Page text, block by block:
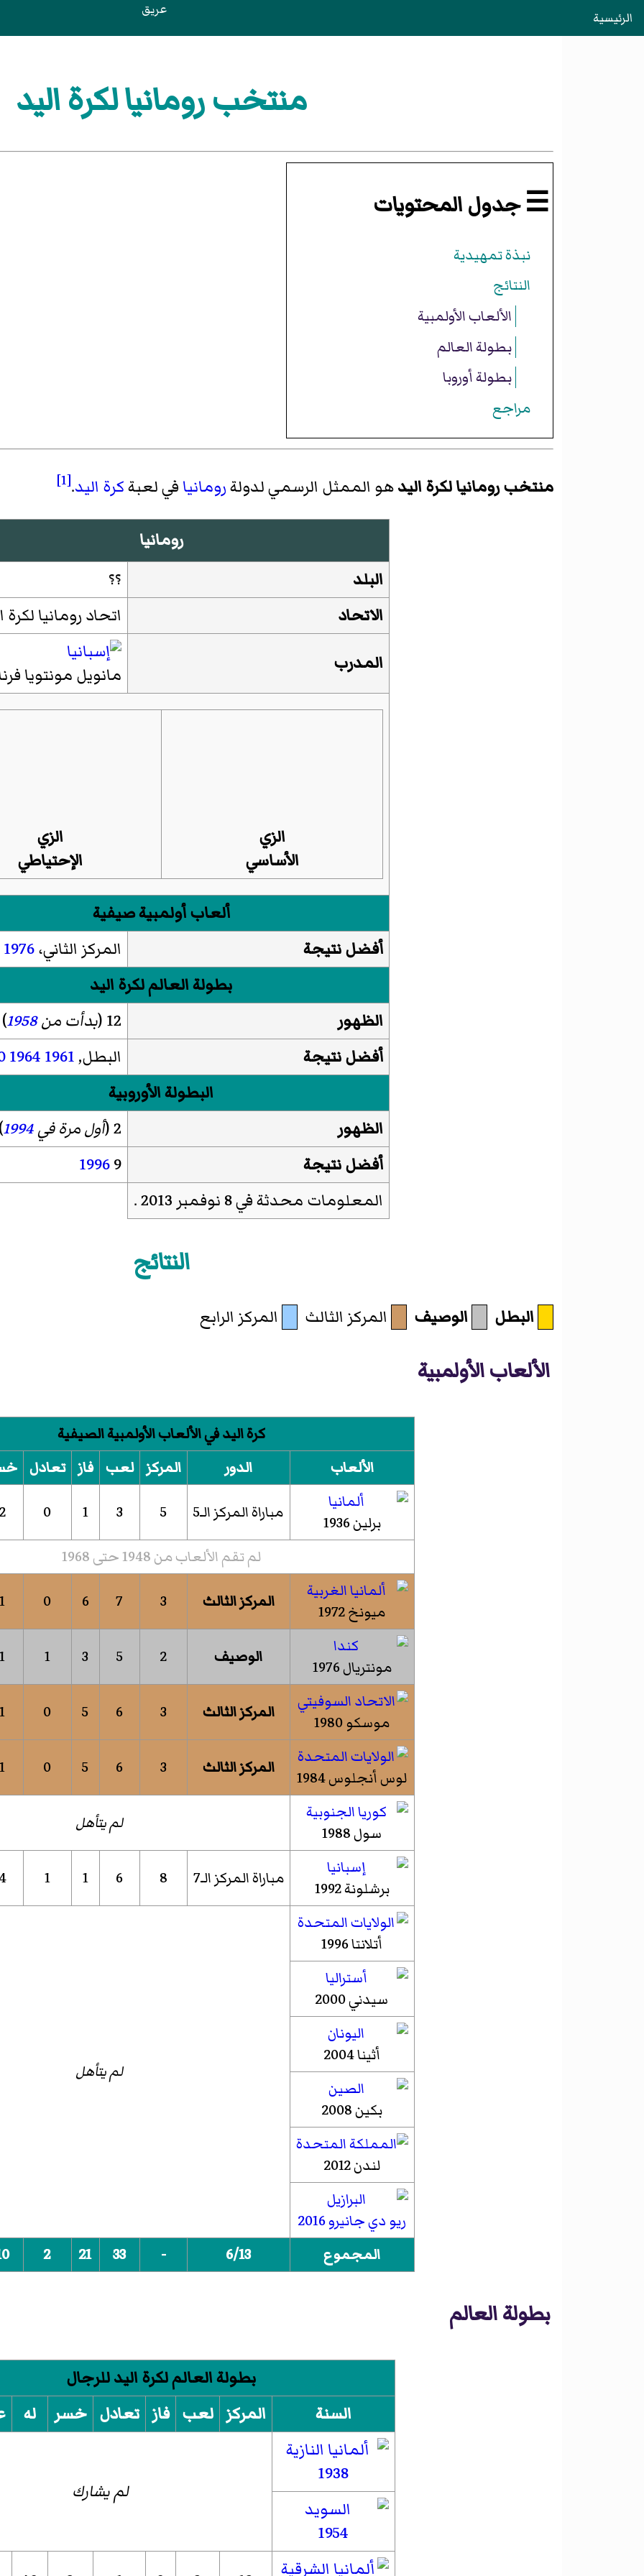
الرئيسية عريق
منتخب رومانيا لكرة اليد
☰ جدول المحتويات
نبذة تمهيدية
النتائج
الألعاب الأولمبية
بطولة العالم
بطولة أوروبا
مراجع
منتخب رومانيا لكرة اليدهو الممثل الرسمي لدولةرومانيا في لعبةكرة اليد.
[1]
رومانيا
البلد
؟؟
الاتحاد
اتحاد رومانيا لكرة
المدرب
مانويل مونتويا
الزي
الأساسي
الزي
الإحتياطي
ألعاب أولمبية صيفية
أفضل نتيجة
المركز الثاني،1976
بطولة العالم لكرة اليد
الظهور
12 ( بدأت من1958
)
أفضل نتيجة
البطل,1961
1964
البطولة الأوروبية
الظهور
2 ( أول مرة في1994
أفضل نتيجة
9
1996
المعلومات محدثة في 8 نوفمبر 2013 .
النتائج
البطل الوصيف المركز الثالث المركز الرابع
الألعاب الأولمبية
كرة اليد في الألعاب الأولمبية الصيفية
الألعاب
الدور المركز لعب فاز تعادل
برلين 1936 مباراة المركز الـ5 5
3
1
0
لم تقم الألعاب من 1948 حتى 1968
ميونخ 1972 المركز الثالث 3
7
6
0
1
مونتريال 1976 الوصيف 2
5
3
1
1
موسكو 1980 المركز الثالث 3
6
5
0
1
لوس أنجلوس 1984 المركز الثالث 3
6
5
0
1
سول 1988 لم يتأهل
برشلونة 1992 مباراة المركز الـ7 8
6
1
1
أتلانتا 1996
لم يتأهل
سيدني 2000
أثينا 2004
بكين 2008
لندن 2012
ريو دي جانيرو 2016
المجموع
6/13
-
33
21
2
بطولة العالم
بطولة العالم لكرة اليد للرجال
السنة
المركز لعب فاز تعادل خسر له
1938
لم يشارك
1954